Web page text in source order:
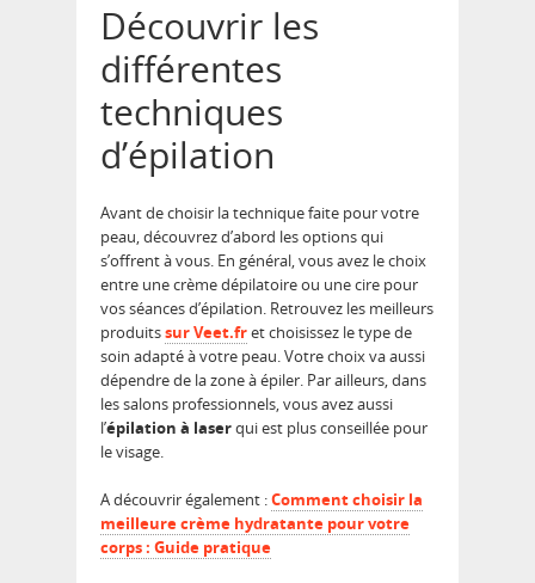
Découvrir les
différentes
techniques
d’épilation
Avant de choisir la technique faite pour votre
peau, découvrez d’abord les options qui
s’offrent à vous. En général, vous avez le choix
entre une crème dépilatoire ou une cire pour
vos séances d’épilation. Retrouvez les meilleurs
produitssur Veet.fret choisissez le type de
soin adapté à votre peau. Votre choix va aussi
dépendre de la zone à épiler. Par ailleurs, dans
les salons professionnels, vous avez aussi
l’épilation à laserqui est plus conseillée pour
le visage.
A découvrir également :Comment choisir la
meilleure crème hydratante pour votre
corps : Guide pratique